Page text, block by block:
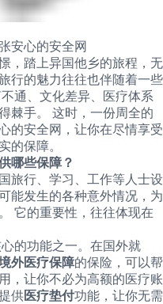
安心的安全网
，踏上异国他乡的旅程，无
行的魅力往往也伴随着一些
通、文化差异、医疗体系
棘手。 这时，一份周全的
的安全网，让你在尽情享受
的保障。
哪些保障？
旅行、学习、工作等人士设
能发生的各种意外情况，为
它的重要性，往往体现在
的功能之一。在国外就
外医疗保障的保险，可以帮
，让你不必为高额的医疗账
供医疗垫付功能，让你无需